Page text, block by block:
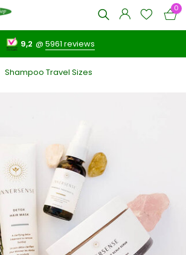
0
9,2 @5961 reviews
Shampoo Travel Sizes